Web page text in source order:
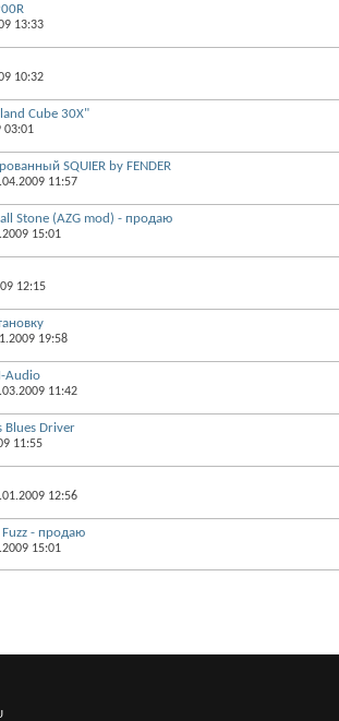
13:33
10:32
Cube 30X"
03:01
SQUIER by FENDER
11:57
Stone (AZG mod) - продаю
15:01
12:15
19:58
Audio
11:42
Blues Driver
11:55
12:56
- продаю
15:01